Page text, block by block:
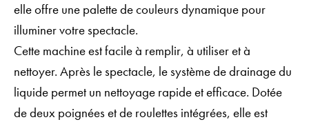
elle offre une palette de couleurs dynamique pour
illuminer votre spectacle.
Cette machine est facile à remplir, à utiliser et à
nettoyer. Après le spectacle, le système de drainage du
liquide permet un nettoyage rapide et efficace. Dotée
de deux poignées et de roulettes intégrées, elle est